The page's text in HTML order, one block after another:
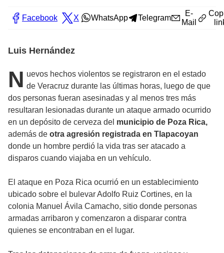
Facebook X WhatsApp Telegram
E-
Mail
Luis Hernández
N uevos hechos violentos se registraron en el estado
de Veracruz durante las últimas horas, luego de que
dos personas fueran asesinadas y al menos tres más
resultaran lesionadas durante un ataque armado ocurrido
en un depósito de cerveza del municipio de Poza Rica,
además de otra agresión registrada en Tlapacoyan
donde un hombre perdió la vida tras ser atacado a
disparos cuando viajaba en un vehículo.
El ataque en Poza Rica ocurrió en un establecimiento
ubicado sobre el bulevar Adolfo Ruiz Cortines, en la
colonia Manuel Ávila Camacho, sitio donde personas
armadas arribaron y comenzaron a disparar contra
quienes se encontraban en el lugar.